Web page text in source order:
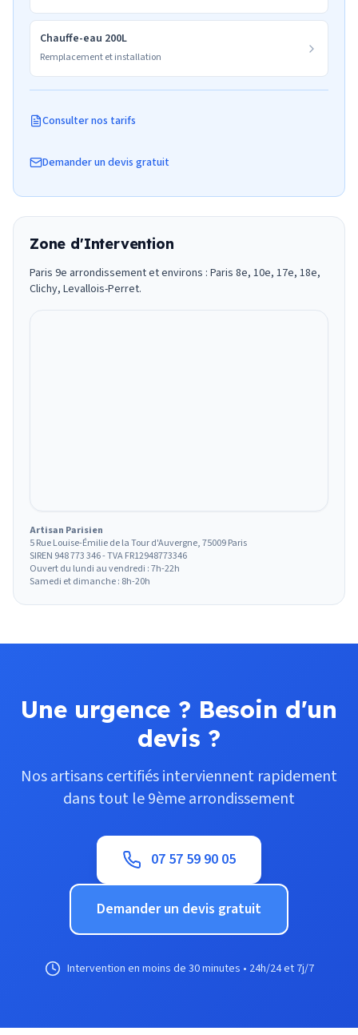
Chauffe-eau 200L
Remplacement et installation
Consulter nos tarifs
Demander un devis gratuit
Zone d'Intervention
Paris 9e arrondissement et environs : Paris 8e, 10e, 17e, 18e,
Clichy, Levallois-Perret.
Artisan Parisien
5 Rue Louise-Émilie de la Tour d'Auvergne, 75009 Paris
SIREN 948 773 346 - TVA FR12948773346
Ouvert du lundi au vendredi : 7h-22h
Samedi et dimanche : 8h-20h
Une urgence ? Besoin d'un
devis ?
Nos artisans certifiés interviennent rapidement
dans tout le 9ème arrondissement
07 57 59 90 05
Demander un devis gratuit
Intervention en moins de 30 minutes • 24h/24 et 7j/7